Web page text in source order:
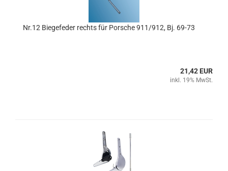
Nr.12 Biegefeder rechts für Porsche 911/912, Bj. 69-73
21,42 EUR
inkl. 19% MwSt.